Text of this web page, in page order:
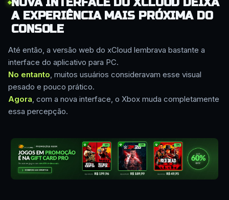
A EXPERIÊNCIA MAIS PRÓXIMA DO
CONSOLE
Até então, a versão web do xCloud lembrava bastante a
interface do aplicativo para PC.
No entanto, muitos usuários consideravam esse visual
pesado e pouco prático.
Agora, com a nova interface, o Xbox muda completamente
essa percepção.